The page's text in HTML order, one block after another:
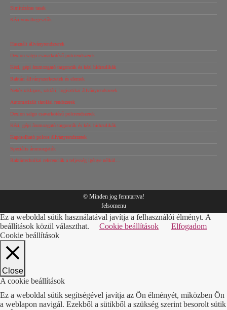
Simítózáras tasak
Kézi vonalhegesztők
Használt állványrendszerek
Dexion salgo csavarkötésű polcrendszerek
Kézi, gépi árumozgató targoncák és kézi hidraulikák
Raktári állványszerkezetek és elemek
Nehéz raklapos, raktári, logisztikai állványrendszerek
Automatizált tárolási rendszerek
Dexion salgo csavarkötésű polcrendszerek
Kézi, gépi árumozgató targoncák és kézi hidraulikák
Kapcsolható polcos állványrendszerek
Speciális árumozgatók
Raktártechnikai referenciák a teljesség igénye nélkül…
© Minden jog fenntartva!
felsomenu
Ez a weboldal sütik használatával javítja a felhasználói élményt. A
beállítások közül választhat.
Cookie beállítások
Elfogadom
Cookie beállítások
Close
A cookie beállítások
Ez a weboldal sütik segítségével javítja az Ön élményét, miközben Ön
a weblapon navigál. Ezekből a sütikből a szükség szerint besorolt sütik